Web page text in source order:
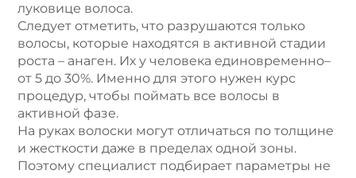
луковице волоса.
Следует отметить, что разрушаются только
волосы, которые находятся в активной стадии
роста – анаген. Их у человека единовременно–
от 5 до 30%. Именно для этого нужен курс
процедур, чтобы поймать все волосы в
активной фазе.
На руках волоски могут отличаться по толщине
и жесткости даже в пределах одной зоны.
Поэтому специалист подбирает параметры не